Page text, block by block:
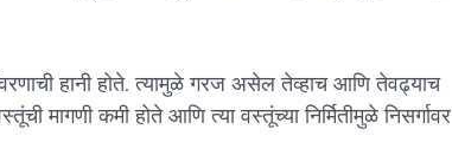
हानी होते. त्यामुळे गरज असेल तेव्हाच आणि तेवढ्याच
मागणी कमी होते आणि त्या वस्तूंच्या निर्मितीमुळे निसर्गावर